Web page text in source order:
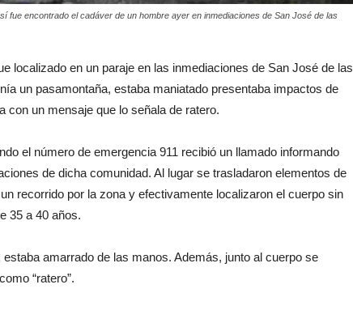
fue encontrado el cadáver de un hombre ayer en inmediaciones de San José de las
localizado en un paraje en las inmediaciones de San José de las
un pasamontaña, estaba maniatado presentaba impactos de
con un mensaje que lo señala de ratero.
el número de emergencia 911 recibió un llamado informando
de dicha comunidad. Al lugar se trasladaron elementos de
recorrido por la zona y efectivamente localizaron el cuerpo sin
35 a 40 años.
amarrado de las manos. Además, junto al cuerpo se
“ratero”.